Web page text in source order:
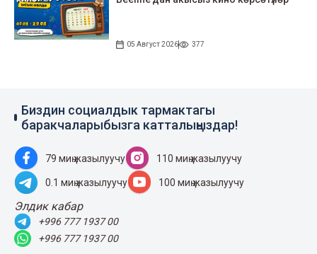
05 Август 2026 377
Биздин социалдык тармактагы
баракчаларыбызга катталыңыздар!
79 миң жазылуучу 110 миң жазылуучу
0.1 миң жазылуучу 100 миң жазылуучу
Элдик кабар
+996 777 1937 00
+996 777 1937 00